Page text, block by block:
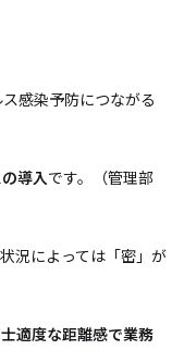
感染予防につながる
導入です。（管理部
況によっては「密」が
適度な距離感で業務